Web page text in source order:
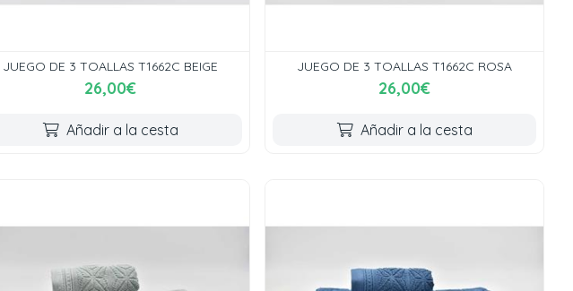
JUEGO DE 3 TOALLAS T1662C BEIGE
26,00€
Añadir a la cesta
JUEGO DE 3 TOALLAS T1662C ROSA
26,00€
Añadir a la cesta